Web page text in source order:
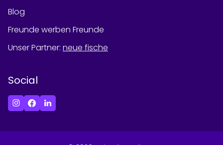
Blog
Freunde werben Freunde
Unser Partner: neue fische
Social